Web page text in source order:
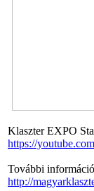
Klaszter EXPO
https://
További
http://